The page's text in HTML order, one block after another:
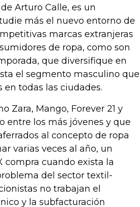
Arturo Calle, es un
más el nuevo entorno de
marcas extranjeras
de ropa, como son
que diversifique en
el segmento masculino que
en todas las ciudades.
Zara, Mango, Forever 21 y
entre los más jóvenes y que
al concepto de ropa
varias veces al año, un
compra cuando exista la
del sector textil-
no trabajan el
y la subfacturación